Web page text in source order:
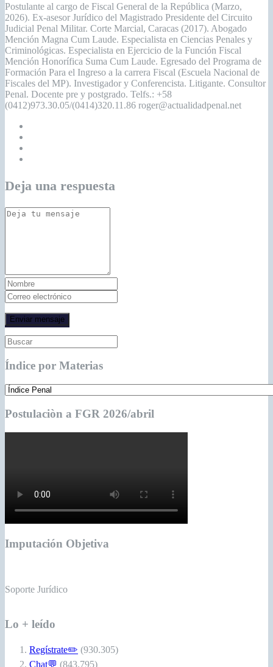
Postulante al cargo de Fiscal General de la República (Marzo,
2026). Ex-asesor Jurídico del Magistrado Presidente del Circuito
Judicial Penal Militar. Corte Marcial, Caracas (2017). Abogado
Mención Magna Cum Laude. Especialista en Ciencias Penales y
Criminológicas. Especialista en Ejercicio de la Función Fiscal
Mención Honorífica Suma Cum Laude. Egresado del Programa de
Formación Para el Ingreso a la carrera Fiscal (Escuela Nacional de
Fiscales del MP). Investigador y Conferencista. Litigante. Consultor
Penal. Docente pre y postgrado. Telfs.: +58
(0412)973.30.05/(0414)320.11.86 roger@actualidadpenal.net
Deja una respuesta
Índice por Materias
Postulaciòn a FGR 2026/abril
Imputación Objetiva
Soporte Jurídico
Lo + leído
Regístrate✏️ (930.305)
Chat💬 (843.795)